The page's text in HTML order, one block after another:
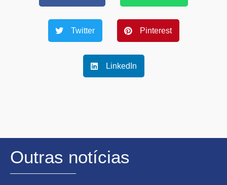
Twitter Pinterest
LinkedIn
Outras notícias